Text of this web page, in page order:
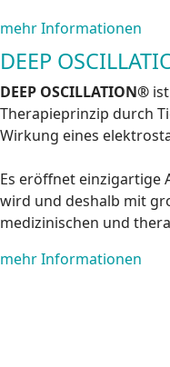
mehr Informationen
DEEP
DEEP OSCILLATION®
Therapieprinzip durch
Wirkung eines
Es eröffnet einzigartige
wird und deshalb mit
medizinischen und
mehr Informationen